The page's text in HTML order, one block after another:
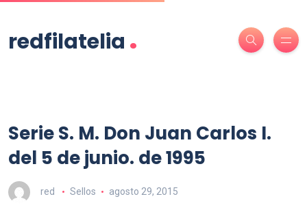
redfilatelia .
Serie S. M. Don Juan Carlos I.
del 5 de junio. de 1995
red Sellos agosto 29, 2015